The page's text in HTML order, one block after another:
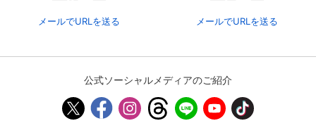
メールでURLを送る メールでURLを送る
公式ソーシャルメディアのご紹介